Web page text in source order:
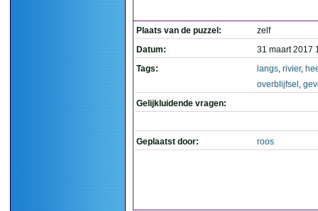
Plaats van de puzzel:
zelf
Datum:
31 maart 2017
Tags:
langs, rivier,
overblijfsel ,
Gelijkluidende vragen:
Geplaatst door: roos